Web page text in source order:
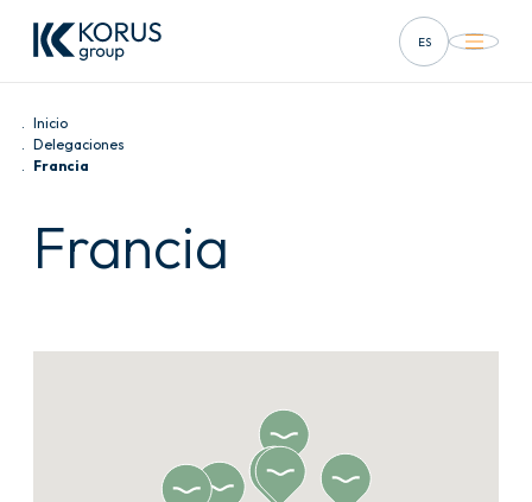
ES
Inicio
Delegaciones
Francia
Francia